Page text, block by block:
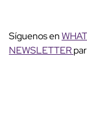
Síguenos en
NEWSLETTER